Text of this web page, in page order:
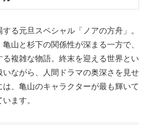
る元旦スペシャル「ノアの方舟」。
山と杉下の関係性が深まる一方で、
複雑な物語。終末を迎える世界とい
いながら、人間ドラマの奥深さを見せ
、亀山のキャラクターが最も輝いて
ます。